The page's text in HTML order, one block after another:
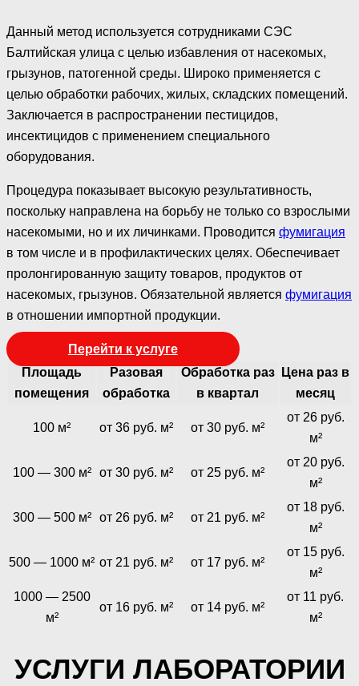
Данный метод используется сотрудниками СЭС
Балтийская улица с целью избавления от насекомых,
грызунов, патогенной среды. Широко применяется с
целью обработки рабочих, жилых, складских помещений.
Заключается в распространении пестицидов,
инсектицидов с применением специального
оборудования.
Процедура показывает высокую результативность,
поскольку направлена на борьбу не только со взрослыми
насекомыми, но и их личинками. Проводится фумигация
в том числе и в профилактических целях. Обеспечивает
пролонгированную защиту товаров, продуктов от
насекомых, грызунов. Обязательной является фумигация
в отношении импортной продукции.
Перейти к услуге
Площадь
помещения
Разовая
обработка
Обработка раз
в квартал
Цена раз в
месяц
100 м² от 36 руб. м² от 30 руб. м²
от 26 руб.
м²
100 — 300 м² от 30 руб. м² от 25 руб. м²
от 20 руб.
м²
300 — 500 м² от 26 руб. м² от 21 руб. м²
от 18 руб.
м²
500 — 1000 м² от 21 руб. м² от 17 руб. м²
от 15 руб.
м²
1000 — 2500
м²
от 16 руб. м² от 14 руб. м²
от 11 руб.
м²
УСЛУГИ ЛАБОРАТОРИИ